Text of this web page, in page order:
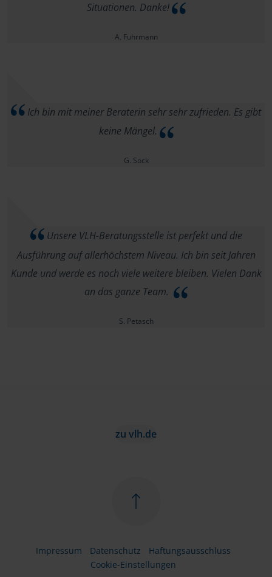
Situationen. Danke!
A. Fuhrmann
Ich bin mit meiner Beraterin sehr sehr zufrieden. Es gibt
keine Mängel.
G. Sock
Unsere VLH-Beratungsstelle ist perfekt und die
Ausführung auf allerhöchstem Niveau. Ich bin seit Jahren
Kunde und werde es noch viele weitere bleiben. Vielen Dank
an das ganze Team.
S. Petasch
zu vlh.de
Impressum Datenschutz
Haftungsausschluss
Cookie-Einstellungen